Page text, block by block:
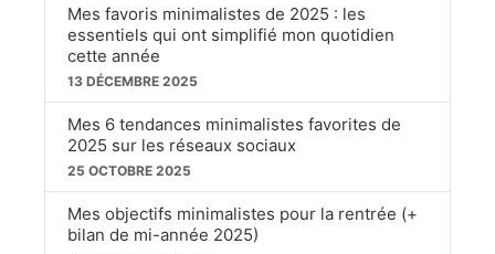
Mes favoris minimalistes de 2025 : les
essentiels qui ont simplifié mon quotidien
cette année
13 DÉCEMBRE 2025
Mes 6 tendances minimalistes favorites de
2025 sur les réseaux sociaux
25 OCTOBRE 2025
Mes objectifs minimalistes pour la rentrée (+
bilan de mi-année 2025)